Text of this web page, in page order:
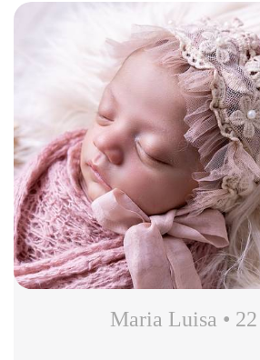
Maria Luisa •